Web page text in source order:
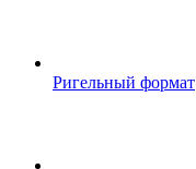
Ригельный формат